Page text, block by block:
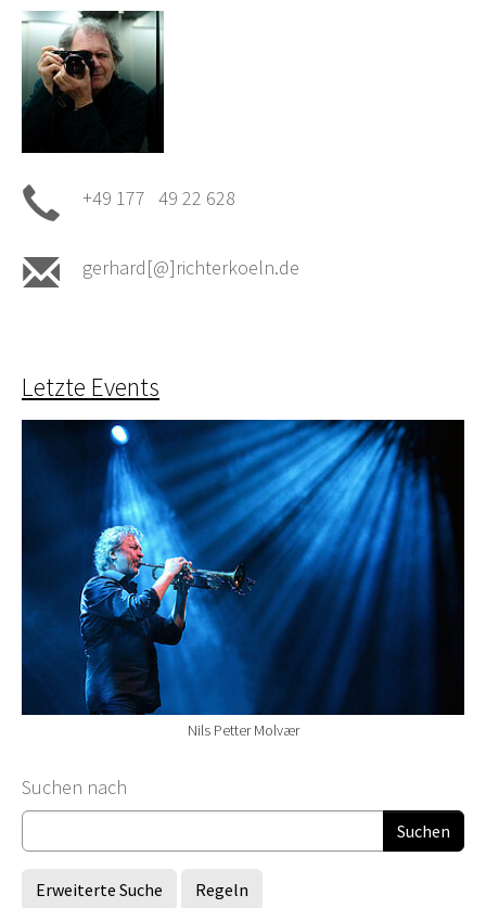
+49 177 49 22 628
gerhard[@]richterkoeln.de
Letzte Events
Nils Petter Molvær
Suchformular
Suchen nach
Erweiterte Suche Regeln